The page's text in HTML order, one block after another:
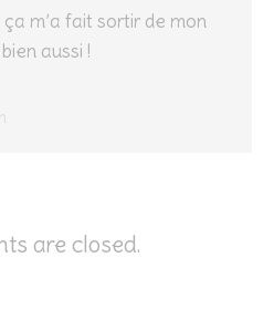
m’a fait sortir de mon
aussi !
are closed.